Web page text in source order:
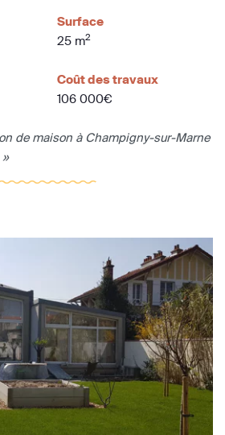
Surface
25 m2
Coût des travaux
106 000€
de maison à Champigny-sur-Marne